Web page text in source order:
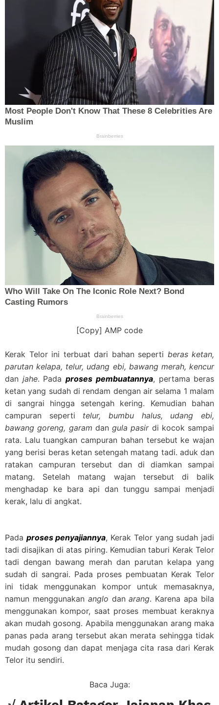
[Copy] AMP code
Kerak Telor ini terbuat dari bahan seperti beras ketan,
parutan kelapa, telur, udang ebi, bawang merah, kencur
dan jahe. Pada proses pembuatannya, pertama beras
ketan yang sudah di rendam dengan air selama 1 malam
di sangrai hingga setengah kering. Kemudian bahan
campuran seperti telur, bumbu halus, udang ebi,
bawang goreng, garam dangula pasir di kocok sampai
rata. Lalu tuangkan campuran bahan tersebut ke wajan
yang berisi beras ketan setengah matang tadi. aduk dan
ratakan campuran tersebut dan di diamkan sampai
matang. Setelah matang wajan tersebut di balik
menghadap ke bara api dan tunggu sampai menjadi
kerak, lalu di angkat.
Pada proses penyajiannya, Kerak Telor yang sudah jadi
tadi disajikan di atas piring. Kemudian taburi Kerak Telor
tadi dengan bawang merah dan parutan kelapa yang
sudah di sangrai. Pada proses pembuatan Kerak Telor
ini tidak menggunakan kompor untuk memasaknya,
namun menggunakan anglo danarang. Karena apa bila
menggunakan kompor, saat proses membuat keraknya
akan mudah gosong. Apabila menggunakan arang maka
panas pada arang tersebut akan merata sehingga tidak
mudah gosong dan dapat menjaga cita rasa dari Kerak
Telor itu sendiri.
Baca Juga: